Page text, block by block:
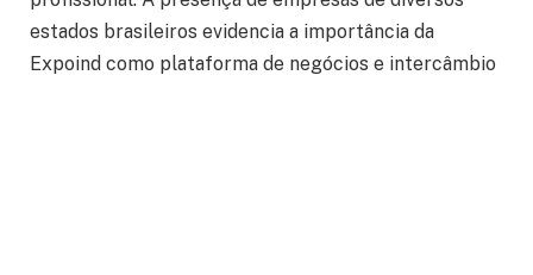
estados brasileiros evidencia a importância da
Expoind como plataforma de negócios e intercâmbio